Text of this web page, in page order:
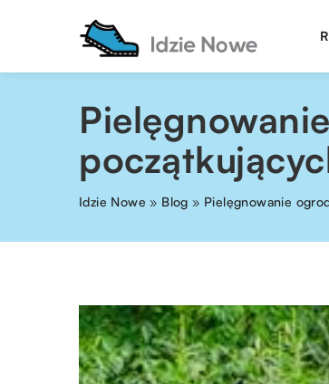
Idzie Nowe » Blog » Pielęgnowanie